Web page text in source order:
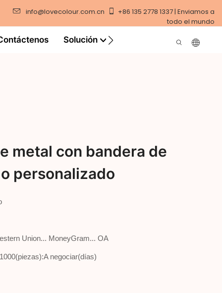
info@lovecolour.com.cn
+86 135 2778 1337 | Enviamos a
todo el mundo
Solución
metal con bandera de
personalizado
Union... MoneyGram... OA
negociar(días)